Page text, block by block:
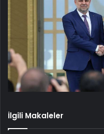
İlgili Makaleler